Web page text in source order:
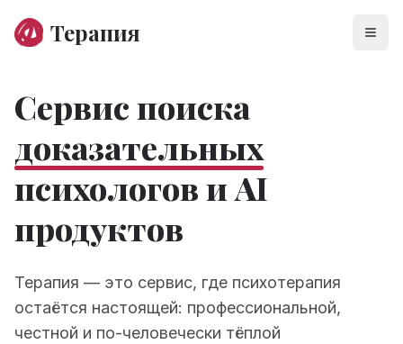
Терапия
Сервис поиска
доказательных
психологов и AI
продуктов
Терапия — это сервис, где психотерапия
остаётся настоящей: профессиональной,
честной и по-человечески тёплой